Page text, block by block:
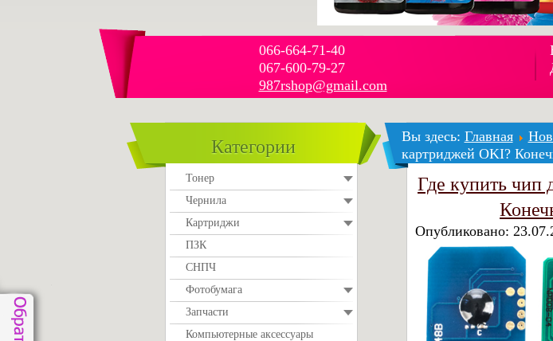
066-664-71-40
067-600-79-27
987rshop@gmail.com
Вы здесь: Главная
картриджей OKI?
Где купить чип
Опубликовано:
Категории
Тонер
Чернила
Картриджи
ПЗК
СНПЧ
Фотобумага
Запчасти
Компьютерные аксессуары